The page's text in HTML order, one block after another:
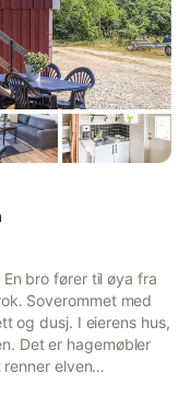
bro fører til øya fra
Soverommet med
og dusj. I eierens hus,
Det er hagemøbler
elven
med